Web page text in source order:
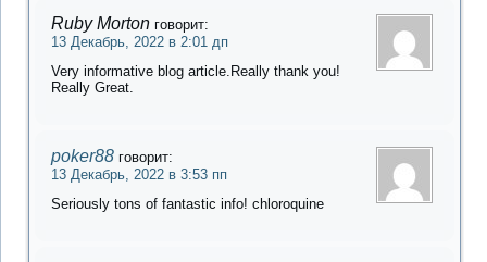
Ruby Morton говорит:
13 Декабрь, 2022 в 2:01 дп
Very informative blog article.Really thank you!
Really Great.
poker88 говорит:
13 Декабрь, 2022 в 3:53 пп
Seriously tons of fantastic info! chloroquine